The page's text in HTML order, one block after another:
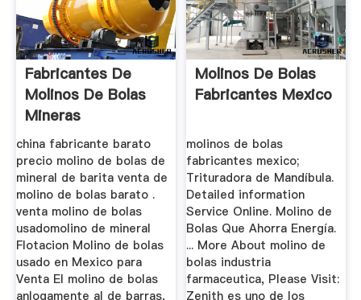
Fabricantes De
Molinos De Bolas
Mineras
china fabricante barato
precio molino de bolas de
mineral de barita venta de
molino de bolas barato .
venta molino de bolas
usadomolino de mineral
Flotacion Molino de bolas
usado en Mexico para
Venta El molino de bolas
anlogamente al de barras,
Molinos De Bolas
Fabricantes Mexico
molinos de bolas
fabricantes mexico;
Trituradora de Mandíbula.
Detailed information
Service Online. Molino de
Bolas Que Ahorra Energía.
... More About molino de
bolas industria
farmaceutica, Please Visit:
Zenith es uno de los